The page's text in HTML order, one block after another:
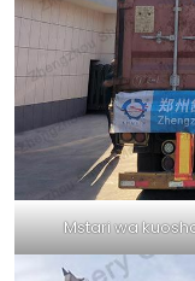
Mstari wa